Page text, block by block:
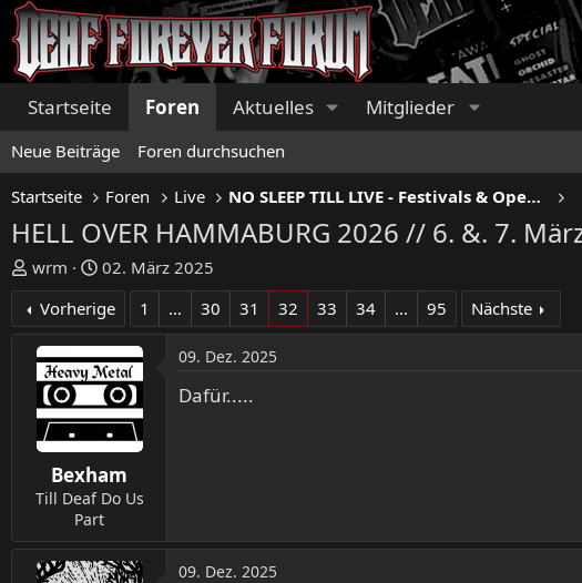
Startseite Foren Aktuelles Mitglieder
Neue Beiträge Foren durchsuchen
Startseite Foren Live NO SLEEP TILL LIVE - Festivals & Open Airs
HELL OVER HAMMABURG 2026 // 6. &. 7.
E
r
t
e
r
wrm
E
r
s
t
e
l
l
t
a
m
02. März 2025
Vorherige
1 … 30 31 32 33 34 … 95 Nächste
Bexham
Till Deaf Do Us
Part
09. Dez. 2025
Dafür.....
09. Dez. 2025